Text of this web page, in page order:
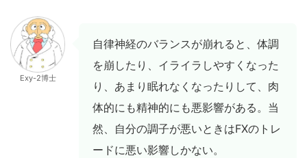
Exy-2博士
自律神経のバランスが崩れると、体調
を崩したり、イライラしやすくなった
り、あまり眠れなくなったりして、肉
体的にも精神的にも悪影響がある。当
然、自分の調子が悪いときはFXのトレ
ードに悪い影響しかない。